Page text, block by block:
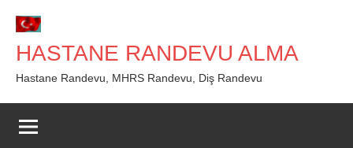
geç
HASTANE RANDEVU ALMA
Hastane Randevu, MHRS Randevu, Diş Randevu